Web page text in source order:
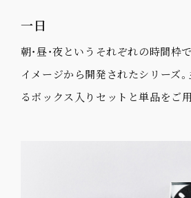
一日
朝・昼・夜というそれぞれの時間枠
イメージから開発されたシリーズ
るボックス入りセットと単品をご用